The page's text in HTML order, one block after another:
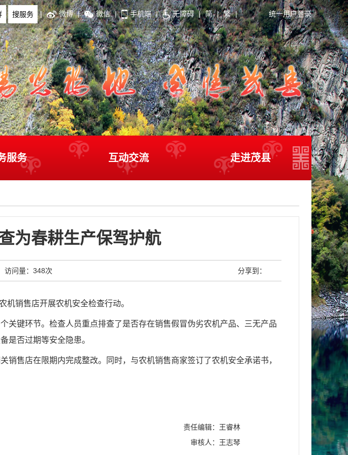
| 微博 | 微信 | 手机端 | 无障碍 | 简 | 繁 | 统一用户登录
服务 互动交流 走进茂县
为春耕生产保驾护航
访问量： 348次 分享到：
机销售店开展农机安全检查行动。
关键环节。检查人员重点排查了是否存在销售假冒伪劣农机产品、三无产品
是否过期等安全隐患。
售店在限期内完成整改。同时，与农机销售商家签订了农机安全承诺书，
责任编辑：王睿林
审核人：王志琴